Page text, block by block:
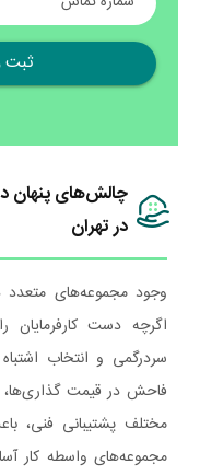
چالش‌های پنهان
در تهران
وجود مجموعه‌های
اگرچه دست کارفرمایان
سردرگمی و انتخاب
فاحش در قیمت‌ گذاری‌ها،
مختلف پشتیبانی فنی،
مجموعه‌های واسطه کار